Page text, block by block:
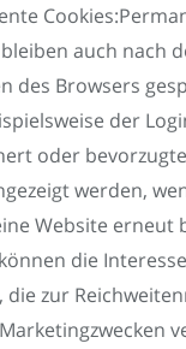
auch nach
des Browsers
der
oder
werden,
Website erneut
die
die zur